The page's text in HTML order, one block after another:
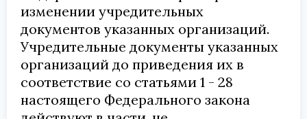
изменении учредительных
документов указанных организаций.
Учредительные документы указанных
организаций до приведения их в
соответствие со статьями 1 - 28
настоящего Федерального закона